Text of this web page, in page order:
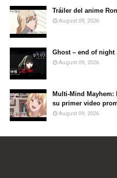
Tráiler del anime
August 09, 2026
Ghost – end of
August 09, 2026
Multi-Mind Mayhem:
su primer video
August 09, 2026